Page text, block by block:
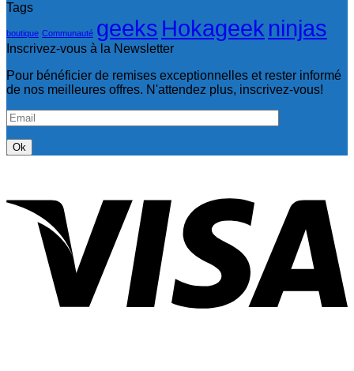
Tags
boutique Communauté geeks Hokageek ninjas
Inscrivez-vous à la Newsletter
Pour bénéficier de remises exceptionnelles et rester informé
de nos meilleures offres. N'attendez plus, inscrivez-vous!